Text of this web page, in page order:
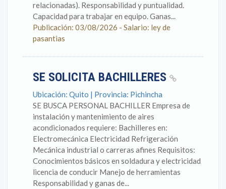
relacionadas). Responsabilidad y puntualidad.
Capacidad para trabajar en equipo. Ganas...
Publicación: 03/08/2026 - Salario: ley de
pasantias
SE SOLICITA BACHILLERES
Ubicación: Quito | Provincia: Pichincha
SE BUSCA PERSONAL BACHILLER Empresa de
instalación y mantenimiento de aires
acondicionados requiere: Bachilleres en:
Electromecánica Electricidad Refrigeración
Mecánica industrial o carreras afines Requisitos:
Conocimientos básicos en soldadura y electricidad
licencia de conducir Manejo de herramientas
Responsabilidad y ganas de...